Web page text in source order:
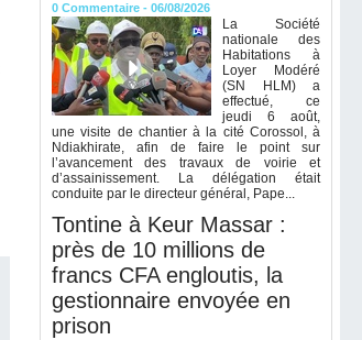
0 Commentaire - 06/08/2026
La Société
nationale des
Habitations à
Loyer Modéré
(SN HLM) a
effectué, ce
jeudi 6 août,
une visite de chantier à la cité Corossol, à
Ndiakhirate, afin de faire le point sur
l’avancement des travaux de voirie et
d’assainissement. La délégation était
conduite par le directeur général, Pape...
Tontine à Keur Massar :
près de 10 millions de
francs CFA engloutis, la
gestionnaire envoyée en
prison